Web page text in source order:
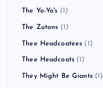
The Yo-Yo's (1)
The Zutons (1)
Thee Headcoatees (1)
Thee Headcoats (1)
They Might Be Giants(1)